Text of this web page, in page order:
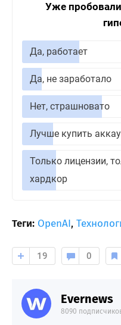
Уже
Да, работает
Да, не заработало
Нет, страшновато
Лучше купить
Только лицензии,
хардкор
Теги: OpenAI,
19 0
Evernews
8090